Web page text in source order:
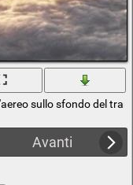
in manosullo sfondo del
Avanti